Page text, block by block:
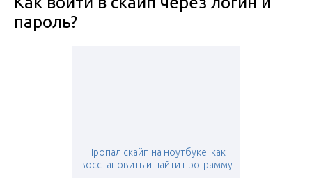
пароль?
Пропал скайп на ноутбуке: как
восстановить и найти программу